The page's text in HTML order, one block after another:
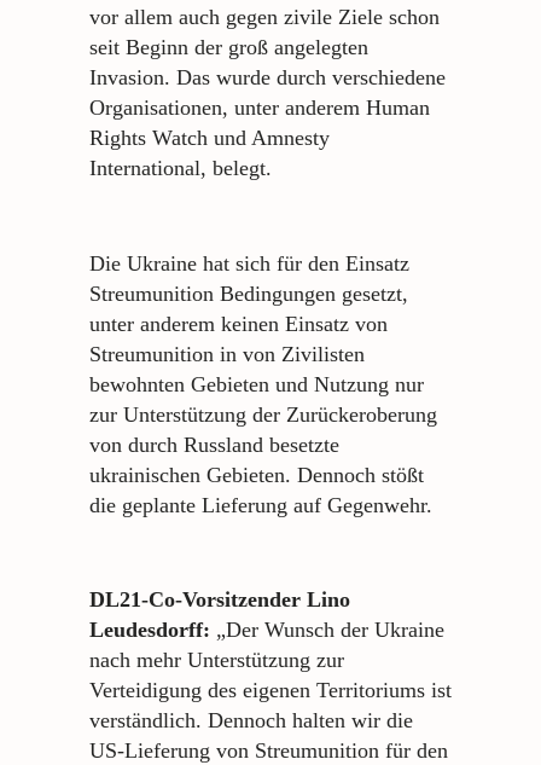
vor allem auch gegen zivile Ziele schon
seit Beginn der groß angelegten
Invasion. Das wurde durch verschiedene
Organisationen, unter anderem Human
Rights Watch und Amnesty
International, belegt.
Die Ukraine hat sich für den Einsatz
Streumunition Bedingungen gesetzt,
unter anderem keinen Einsatz von
Streumunition in von Zivilisten
bewohnten Gebieten und Nutzung nur
zur Unterstützung der Zurückeroberung
von durch Russland besetzte
ukrainischen Gebieten. Dennoch stößt
die geplante Lieferung auf Gegenwehr.
DL21-Co-Vorsitzender Lino
Leudesdorff: „Der Wunsch der Ukraine
nach mehr Unterstützung zur
Verteidigung des eigenen Territoriums ist
verständlich. Dennoch halten wir die
US-Lieferung von Streumunition für den